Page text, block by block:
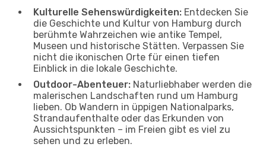
Kulturelle Sehenswürdigkeiten: Entdecken Sie
die Geschichte und Kultur von Hamburg durch
berühmte Wahrzeichen wie antike Tempel,
Museen und historische Stätten. Verpassen Sie
nicht die ikonischen Orte für einen tiefen
Einblick in die lokale Geschichte.
Outdoor-Abenteuer: Naturliebhaber werden die
malerischen Landschaften rund um Hamburg
lieben. Ob Wandern in üppigen Nationalparks,
Strandaufenthalte oder das Erkunden von
Aussichtspunkten – im Freien gibt es viel zu
sehen und zu erleben.